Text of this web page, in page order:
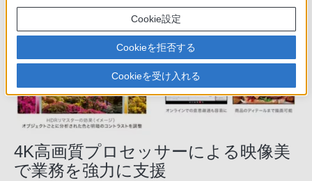
4K高画質プロセッサーによる映像美
で業務を強力に支援
Cookie設定
Cookieを拒否する
Cookieを受け入れる